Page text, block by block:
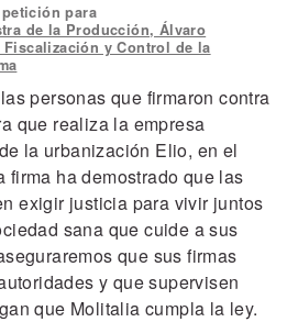
para
de la Producción, Álvaro
Fiscalización y Control de la
personas que firmaron contra
que realiza la empresa
la urbanización Elio, en el
firma ha demostrado que las
exigir justicia para vivir juntos
sana que cuide a sus
que sus firmas
y que supervisen
que Molitalia cumpla la ley.